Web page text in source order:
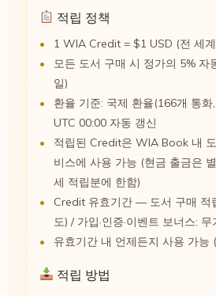
적립 정책
1 WIA Credit = $1 USD (전 세
모든 도서 구매 시 정가의 5% 자
일)
환율 기준: 국제 환율(166개 통화,
UTC 00:00 자동 갱신
적립된 Credit은 WIA Book 내
비스에 사용 가능 (현금 출금은
세 적립분에 한함)
Credit 유효기간 — 도서 구매 적
도) / 가입·인증·이벤트 보너스:
유효기간 내 언제든지 사용 가능
적립 방법